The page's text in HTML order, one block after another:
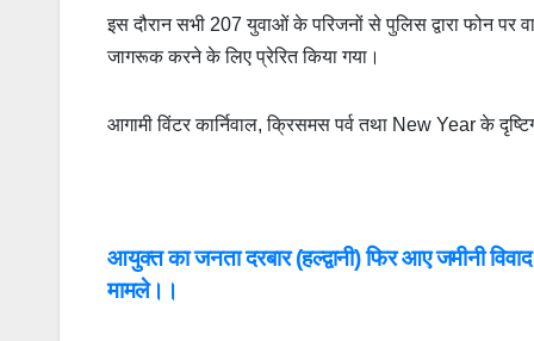
इस दौरान सभी 207 युवाओं के परिजनों से पुलिस द्वारा फोन पर
जागरूक करने के लिए प्रेरित किया गया।
आगामी विंटर कार्निवाल, क्रिसमस पर्व तथा New Year के
Post
navigation
आयुक्त का जनता दरबार (हल्द्वानी) फिर आए जमीनी
मामले।।